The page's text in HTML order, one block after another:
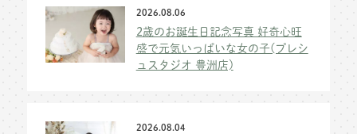
2026.08.06
2歳のお誕生日記念写真 好奇心旺
盛で元気いっぱいな女の子(プレシ
ュスタジオ 豊洲店)
2026.08.04